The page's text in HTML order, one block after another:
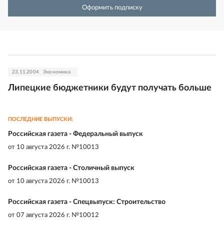
Оформить подписку
23.11.2004 Экономика
Липецкие бюджетники будут получать больше
ПОСЛЕДНИЕ ВЫПУСКИ:
Российская газета - Федеральный выпуск
от 10 августа 2026 г. №10013
Российская газета - Столичный выпуск
от 10 августа 2026 г. №10013
Российская газета - Спецвыпуск: Строительство
от 07 августа 2026 г. №10012